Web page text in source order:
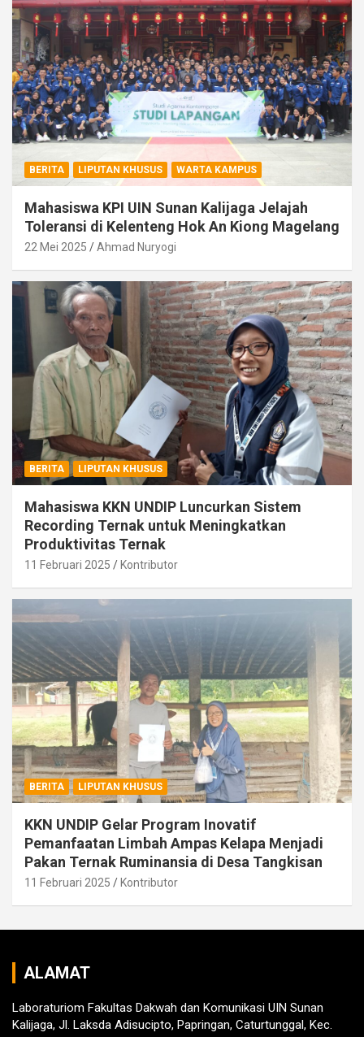
BERITA LIPUTAN KHUSUS WARTA KAMPUS
Mahasiswa KPI UIN Sunan Kalijaga Jelajah
Toleransi di Kelenteng Hok An Kiong Magelang
22 Mei 2025 Ahmad Nuryogi
BERITA LIPUTAN KHUSUS
Mahasiswa KKN UNDIP Luncurkan Sistem
Recording Ternak untuk Meningkatkan
Produktivitas Ternak
11 Februari 2025 Kontributor
BERITA LIPUTAN KHUSUS
KKN UNDIP Gelar Program Inovatif
Pemanfaatan Limbah Ampas Kelapa Menjadi
Pakan Ternak Ruminansia di Desa Tangkisan
11 Februari 2025 Kontributor
ALAMAT
Laboraturiom Fakultas Dakwah dan Komunikasi UIN Sunan
Kalijaga, Jl. Laksda Adisucipto, Papringan, Caturtunggal, Kec.